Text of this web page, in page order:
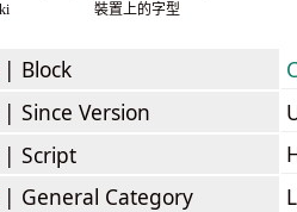
裝置上的字型
| Block
| Since Version
| Script
| General Category